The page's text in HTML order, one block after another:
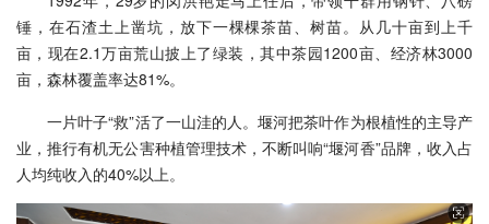
锤，在石渣土上凿坑，放下一棵棵茶苗、树苗。从几十亩到上千
亩，现在2.1万亩荒山披上了绿装，其中茶园1200亩、经济林3000
亩，森林覆盖率达81%。
一片叶子“救”活了一山洼的人。堰河把茶叶作为根植性的主导产
业，推行有机无公害种植管理技术，不断叫响“堰河香”品牌，收入占
人均纯收入的40%以上。